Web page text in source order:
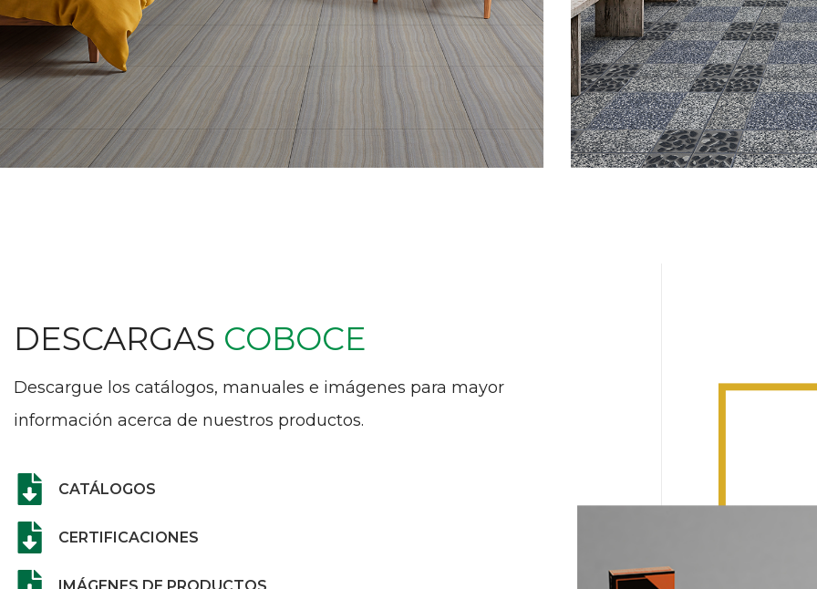
DESCARGAS COBOCE
Descargue los catálogos, manuales e imágenes para mayor
información acerca de nuestros productos.
CATÁLOGOS
CERTIFICACIONES
IMÁGENES DE PRODUCTOS